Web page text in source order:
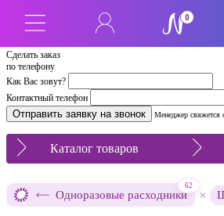
Сделать заказ
по телефону
Как Вас зовут?
Контактный телефон
Менеджер свяжется
0
Каталог товаров
Одноразовые расходники
62
×